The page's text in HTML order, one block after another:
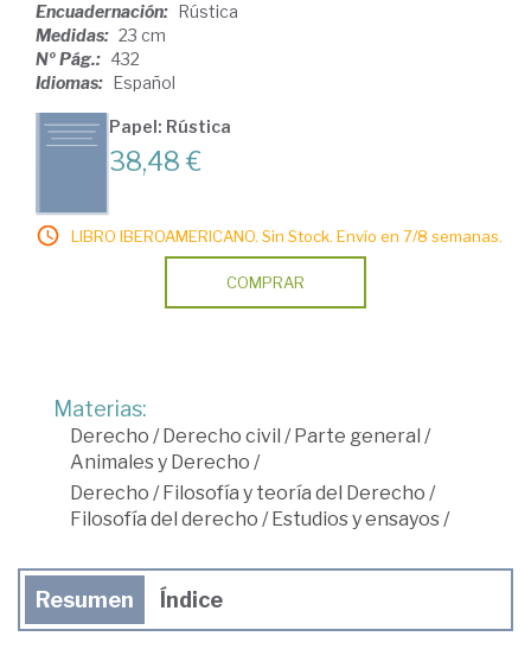
Encuadernación: Rústica
Medidas: 23 cm
Nº Pág.: 432
Idiomas: Español
Papel: Rústica
38,48 €
LIBRO IBEROAMERICANO. Sin Stock. Envío en 7/8 semanas.
COMPRAR
Materias:
Derecho /Derecho civil /Parte general /
Animales y Derecho /
Derecho /Filosofía y teoría del Derecho /
Filosofía del derecho /Estudios y ensayos/
Resumen Índice